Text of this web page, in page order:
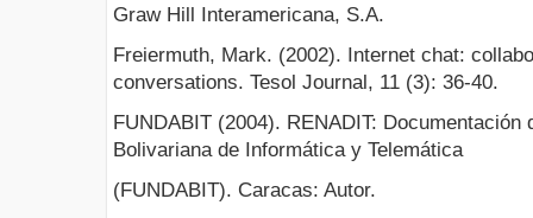
Graw Hill Interamericana, S.A.
Freiermuth, Mark. (2002). Internet chat:
conversations. Tesol Journal, 11 (3): 36-40.
FUNDABIT (2004). RENADIT: Documentación
Bolivariana de Informática y Telemática
(FUNDABIT). Caracas: Autor.